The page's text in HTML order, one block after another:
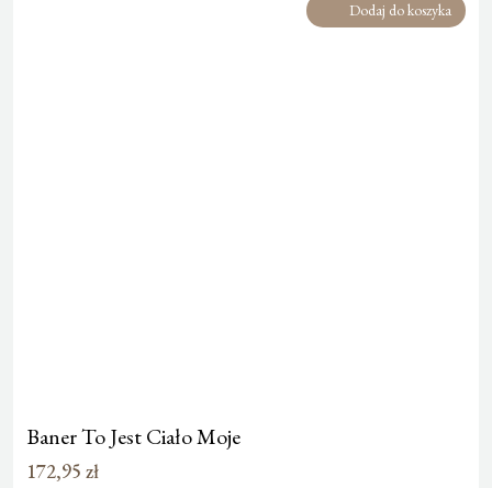
Dodaj do koszyka
Baner To Jest Ciało Moje
172,95 zł